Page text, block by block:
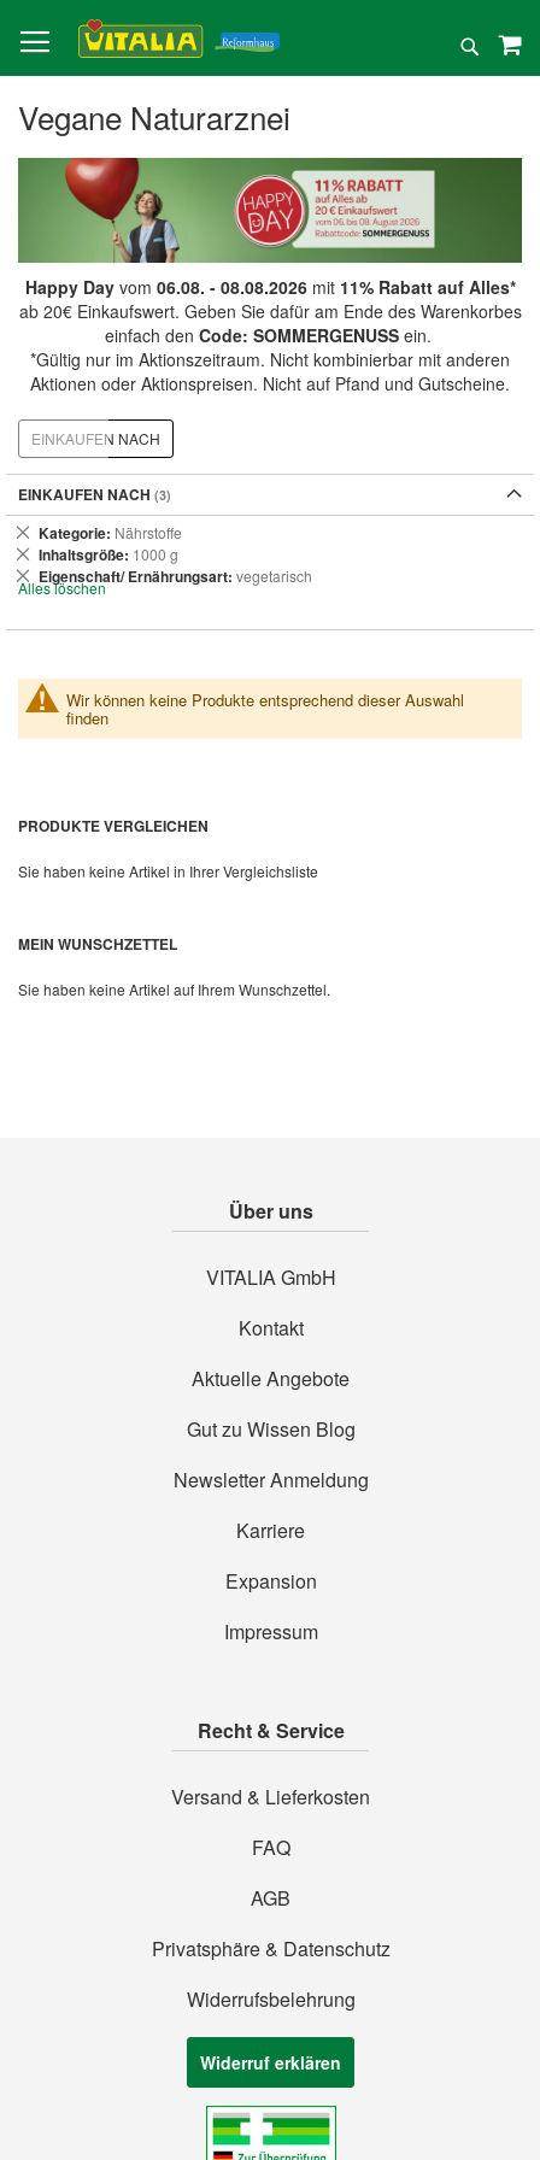
zum
Inhalt
Suche
Vegane Naturarznei
Happy Dayvom 06.08. - 08.08.2026mit 11% Rabatt auf Alles*
ab 20€ Einkaufswert. Geben Sie dafür am Ende des Warenkorbes
einfach den Code: SOMMERGENUSSein.
*Gültig nur im Aktionszeitraum. Nicht kombinierbar mit anderen
Aktionen oder Aktionspreisen. Nicht auf Pfand und Gutscheine.
Wir können keine Produkte entsprechend dieser Auswahl
finden
EINKAUFEN NACH
EINKAUFEN NACH
Kategorie Nährstoffe
Dies
entfernen
Inhaltsgröße 1000 g
Dies
entfernen
Eigenschaft/ Ernährungsart vegetarisch
Dies
entfernen
Alles löschen
PRODUKTE VERGLEICHEN
Sie haben keine Artikel in Ihrer Vergleichsliste
MEIN WUNSCHZETTEL
Sie haben keine Artikel auf Ihrem Wunschzettel.
Über uns
VITALIA GmbH
Kontakt
Aktuelle Angebote
Gut zu Wissen Blog
Newsletter Anmeldung
Karriere
Expansion
Impressum
Recht & Service
Versand & Lieferkosten
FAQ
AGB
Privatsphäre & Datenschutz
Widerrufsbelehrung
Widerruf erklären